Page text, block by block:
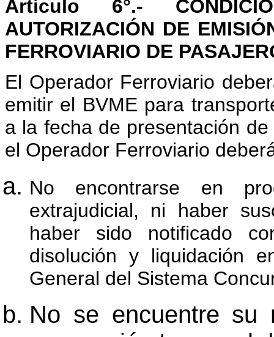
Artículo 6°.-
AUTORIZACIÓN DE
FERROVIARIO DE
El Operador Ferroviario
emitir el BVME para
a la fecha de presentación
el Operador Ferroviario
No encontrarse en
extrajudicial, ni haber
haber sido notificado
disolución y liquidación
General del Sistema
No se encuentre su